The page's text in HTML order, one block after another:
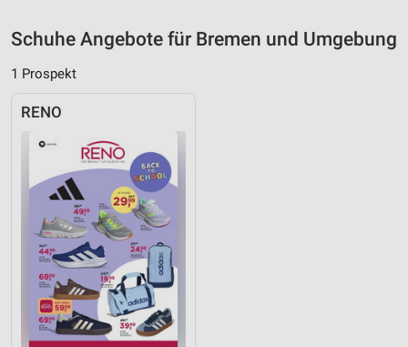
Schuhe Angebote für Bremen und Umgebung
1 Prospekt
RENO